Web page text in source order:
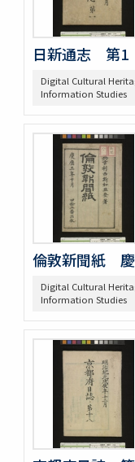
日新通志 第1
Digital Cultural
Information Studies
倫敦新聞紙
Digital Cultural
Information Studies